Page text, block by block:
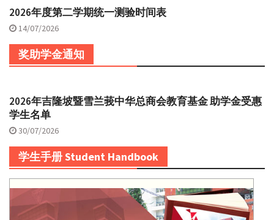
2026年度第二学期统一测验时间表
14/07/2026
奖助学金通知
2026年吉隆坡暨雪兰莪中华总商会教育基金 助学金受惠
学生名单
30/07/2026
学生手册 Student Handbook